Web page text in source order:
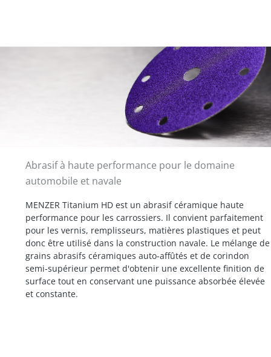
Abrasif à haute performance pour le domaine
automobile et navale
MENZER Titanium HD est un abrasif céramique haute
performance pour les carrossiers. Il convient parfaitement
pour les vernis, remplisseurs, matières plastiques et peut
donc être utilisé dans la construction navale. Le mélange de
grains abrasifs céramiques auto-affûtés et de corindon
semi-supérieur permet d'obtenir une excellente finition de
surface tout en conservant une puissance absorbée élevée
et constante.